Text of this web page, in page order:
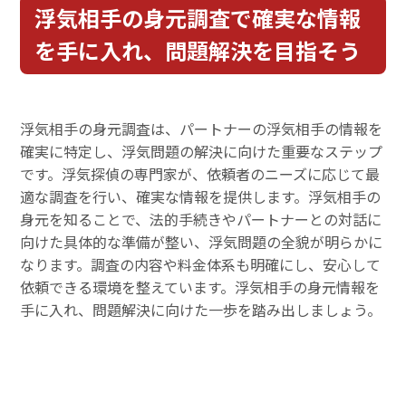
浮気相手の身元調査で確実な情報
を手に入れ、問題解決を目指そう
浮気相手の身元調査は、パートナーの浮気相手の情報を
確実に特定し、浮気問題の解決に向けた重要なステップ
です。浮気探偵の専門家が、依頼者のニーズに応じて最
適な調査を行い、確実な情報を提供します。浮気相手の
身元を知ることで、法的手続きやパートナーとの対話に
向けた具体的な準備が整い、浮気問題の全貌が明らかに
なります。調査の内容や料金体系も明確にし、安心して
依頼できる環境を整えています。浮気相手の身元情報を
手に入れ、問題解決に向けた一歩を踏み出しましょう。